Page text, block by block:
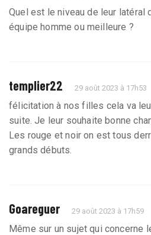
Quel est le niveau de leur latéral
équipe homme ou meilleure ?
templier22 29 août 2023 à 17h53
félicitation à nos filles cela va
suite. Je leur souhaite bonne
Les rouge et noir on est tous
grands débuts.
Goareguer 29 août 2023 à 17h59
Même sur un sujet qui concerne